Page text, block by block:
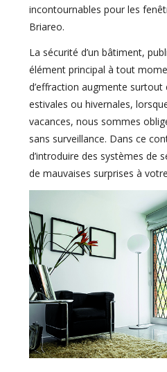
incontournables pour les
Briareo.
La sécurité d’un bâtiment,
élément principal à tout
d’effraction augmente surtout
estivales ou hivernales,
vacances, nous sommes
sans surveillance. Dans ce
d’introduire des systèmes de
de mauvaises surprises à